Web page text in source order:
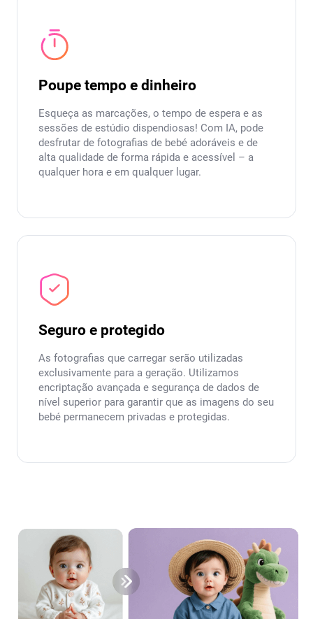
Poupe tempo e dinheiro
Esqueça as marcações, o tempo de espera e as
sessões de estúdio dispendiosas! Com IA, pode
desfrutar de fotografias de bebé adoráveis e de
alta qualidade de forma rápida e acessível – a
qualquer hora e em qualquer lugar.
Seguro e protegido
As fotografias que carregar serão utilizadas
exclusivamente para a geração. Utilizamos
encriptação avançada e segurança de dados de
nível superior para garantir que as imagens do seu
bebé permanecem privadas e protegidas.